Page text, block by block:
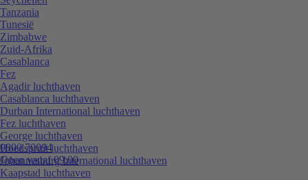
0800 70094
Open vanaf 09:00
Tanzania
Tunesië
Zimbabwe
Zuid-Afrika
Casablanca
Fez
Agadir luchthaven
Casablanca luchthaven
Durban International luchthaven
Fez luchthaven
George luchthaven
Hoedspruit luchthaven
Johannesburg International luchthaven
Kaapstad luchthaven